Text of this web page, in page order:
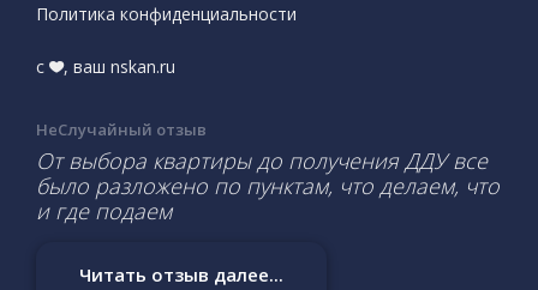
Политика конфиденциальности
с , ваш nskan.ru
НеСлучайный отзыв
От выбора квартиры до получения ДДУ все
было разложено по пунктам, что делаем, что
и где подаем
Читать отзыв далее...